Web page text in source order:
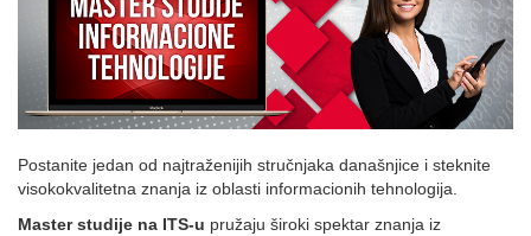
Postanite jedan od najtraženijih stručnjaka današnjice i steknite
visokokvalitetna znanja iz oblasti informacionih tehnologija.
Master studije na ITS-u pružaju široki spektar znanja iz